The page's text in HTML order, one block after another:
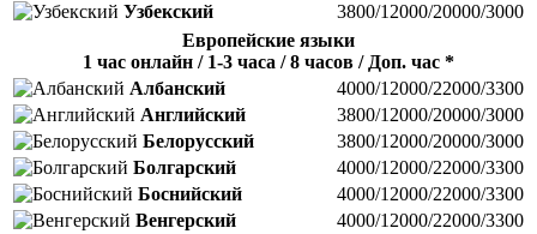
Узбекский
3800/12000/20000/3000
Европейские языки
1 час онлайн / 1-3 часа / 8 часов / Доп. час *
Албанский
4000/12000/22000/3300
Английский
3800/12000/20000/3000
Белорусский
3800/12000/20000/3000
Болгарский
4000/12000/22000/3300
Боснийский
4000/12000/22000/3300
Венгерский
4000/12000/22000/3300